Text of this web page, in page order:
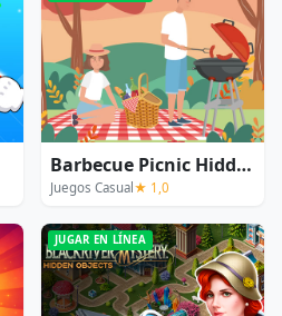
Barbecue Picnic Hidden Objects
Juegos Casual ★ 1,0
JUGAR EN LÍNEA